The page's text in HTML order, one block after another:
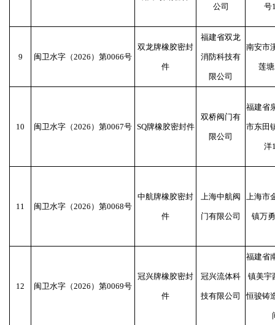
公司 号
9 闽卫水字（2026）第0066号
双龙牌橡胶密封
件
福建省双龙
消防科技有
限公司
南安市
莲
10 闽卫水字（2026）第0067号 SQ牌橡胶密封件
双桥阀门有
限公司
福建省
市东田
洋
11 闽卫水字（2026）第0068号
中航牌橡胶密封
件
上海中航阀
门有限公司
上海市
镇万
12 闽卫水字（2026）第0069号
冠兴牌橡胶密封
件
冠兴流体科
技有限公司
福建省
镇美宇
恒骏铸